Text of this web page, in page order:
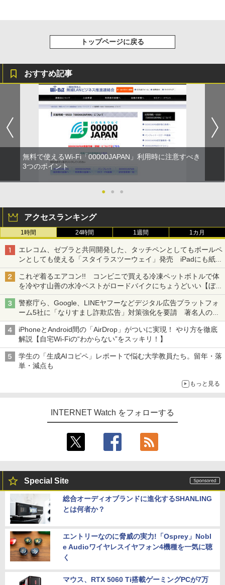
トップページに戻る
おすすめ記事
無料で使えるWi-Fi「00000JAPAN」利用時に注意すべき
3つのポイント
● ● ●
アクセスランキング
1時間 24時間 1週間 1カ月
エレコム、ゼブラと共同開発した、タッチペンとしてもボールペ
ンとしても使える「スタイラスツーウェイ」発売 iPadにも紙に
も、持ち替えずに書き込める
これぞ着るエアコン!! コンビニで買える冷凍ペットボトルで体
を冷やす山善の水冷ベストがロードバイクにちょうどいい【ぼっ
ち・ざ・ろーど！その14】【空いた時間でなにしてる？】
警察庁ら、Google、LINEヤフーなどデジタル広告プラットフォ
ーム5社に「なりすまし詐欺広告」対策強化を要請 著名人の写
真や映像を使った投資詐欺などへの対策として
iPhoneとAndroid間の「AirDrop」がついに実現！ やり方を徹底
解説【自宅Wi-Fiの“わからない”をスッキリ！】
学生の「生成AIコピペ」レポートで悩む大学教員たち。留年・落
単・減点も
もっと見る
INTERNET Watch をフォローする
Special Site
総合オーディオブランドに進化するSHANLING
とは何者か？
エントリーなのに脅威の実力!「Osprey」Nobl
e Audioワイヤレスイヤフォン4機種を一気に聴
く
マウス、RTX 5060 Ti搭載ゲーミングPCが7万